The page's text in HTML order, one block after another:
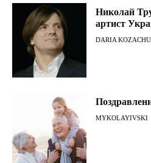
Николай
артист
DARIA
MYKOLAYIVSKI